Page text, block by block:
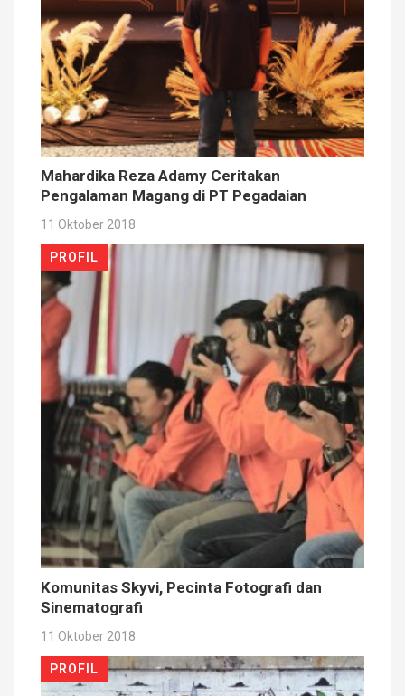
Mahardika Reza Adamy Ceritakan
Pengalaman Magang di PT Pegadaian
11 Oktober 2018
PROFIL
Komunitas Skyvi, Pecinta Fotografi dan
Sinematografi
11 Oktober 2018
PROFIL